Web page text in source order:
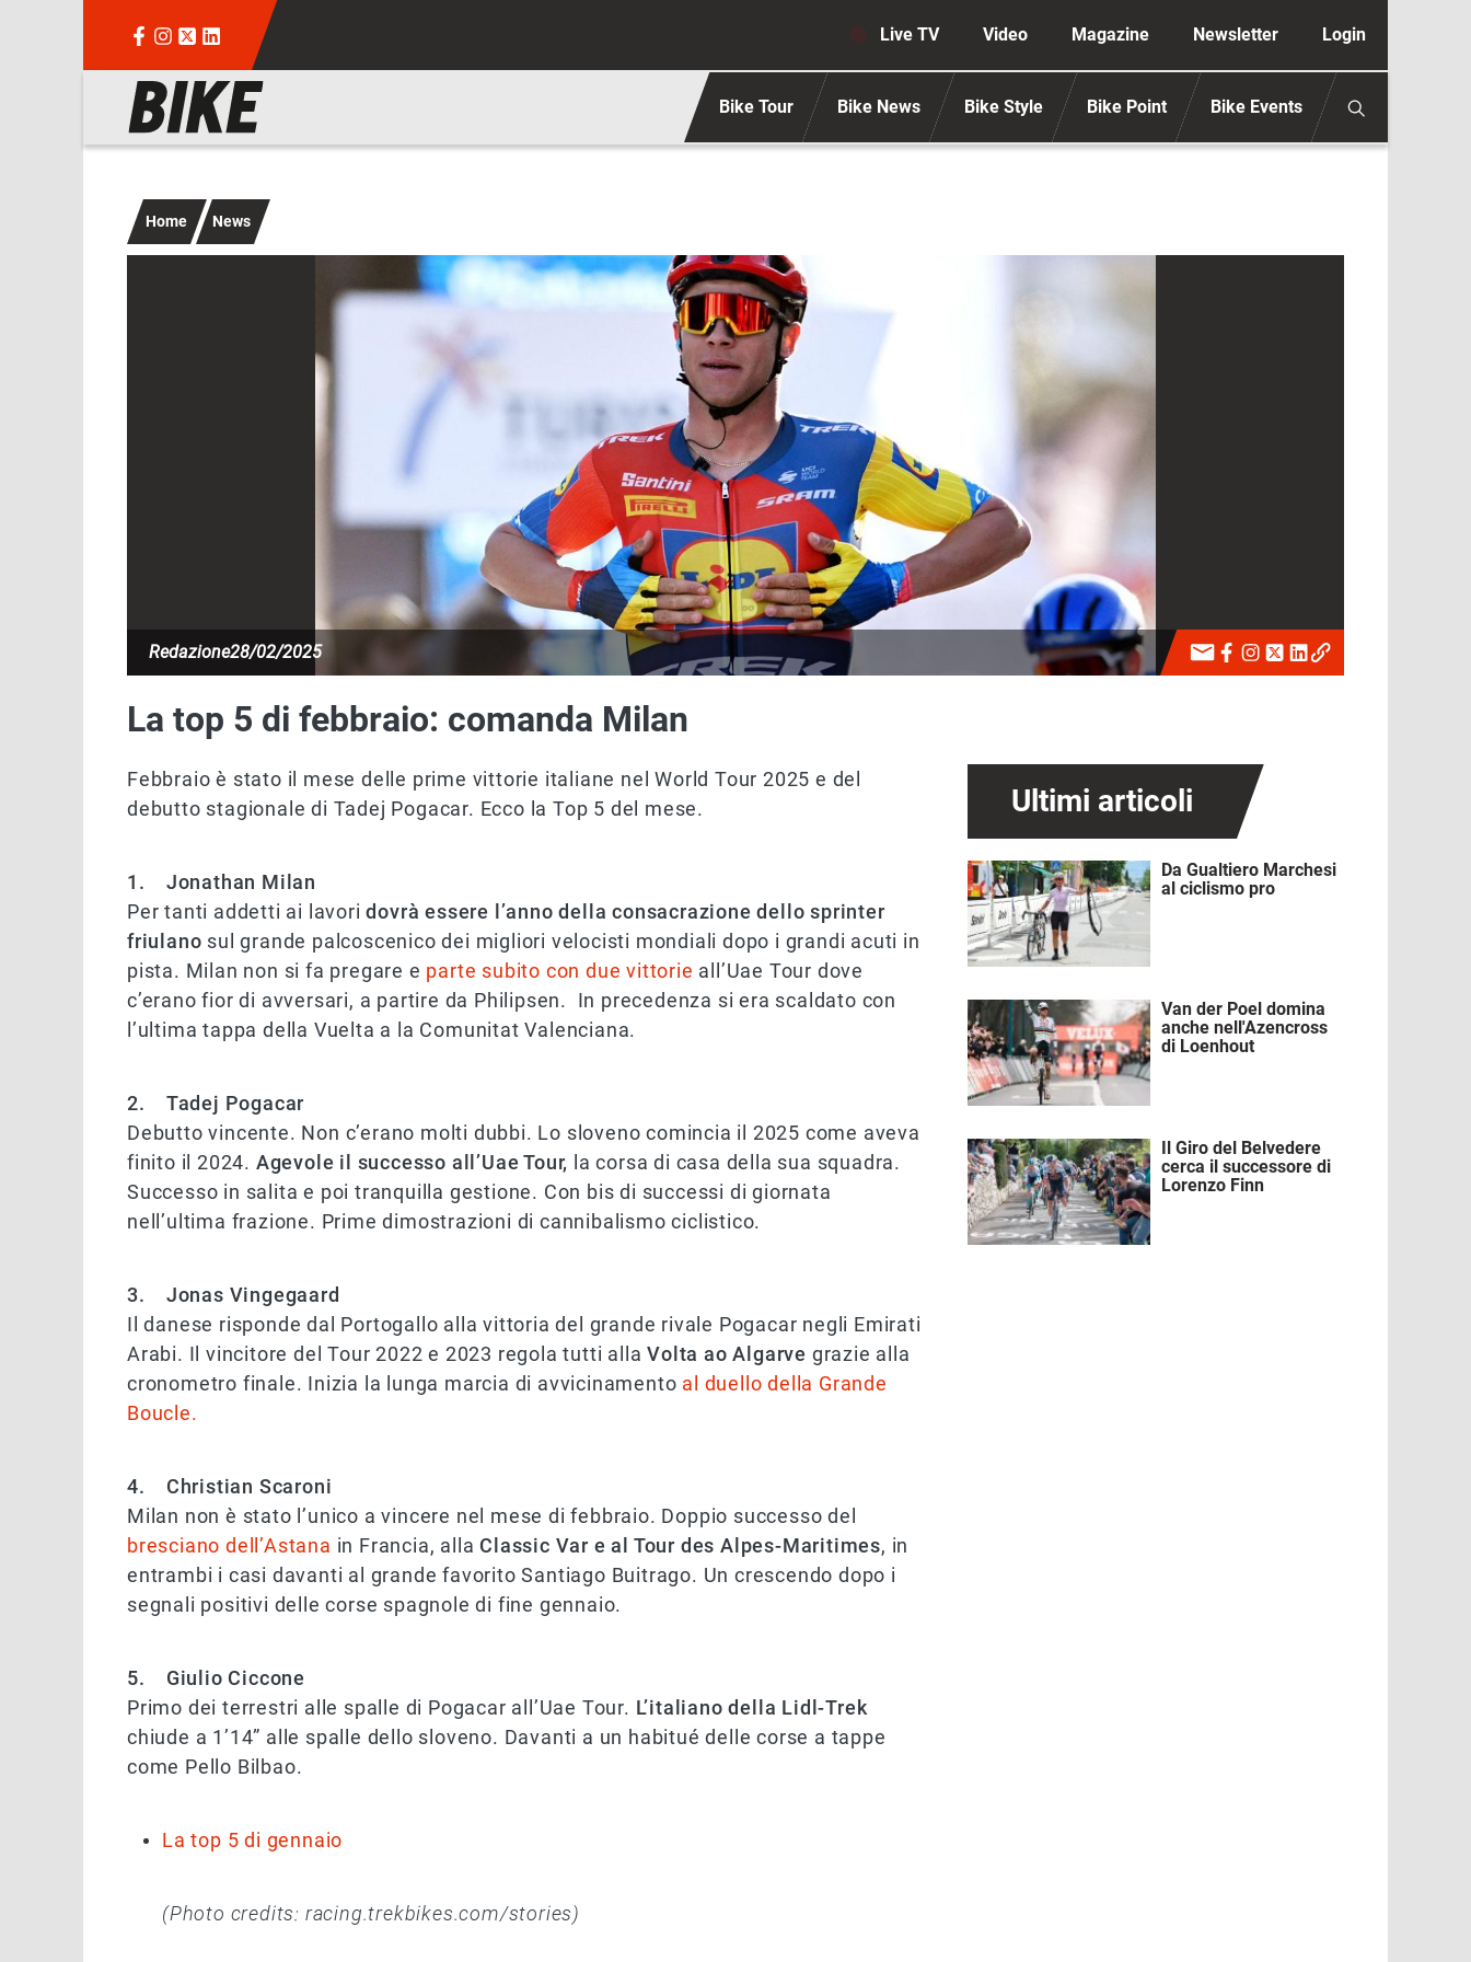
Navigazione secondaria anonimo
Live TV Video Magazine Newsletter Login
Navigazione principale Bike Tour Bike News Bike Style Bike Point Bike Events
Home News
Redazione28/02/2025
La top 5 di febbraio: comanda Milan
Febbraio è stato il mese delle prime vittorie italiane nel World Tour 2025 e del
debutto stagionale di Tadej Pogacar. Ecco la Top 5 del mese.
1. Jonathan Milan
Per tanti addetti ai lavoridovrà essere l’anno della consacrazione dello sprinter
friulano sul grande palcoscenico dei migliori velocisti mondiali dopo i grandi acuti in
pista. Milan non si fa pregare e parte subito con due vittorie all’Uae Tour dove
c’erano fior di avversari, a partire da Philipsen. In precedenza si era scaldato con
l’ultima tappa della Vuelta a la Comunitat Valenciana.
2. Tadej Pogacar
Debutto vincente. Non c’erano molti dubbi. Lo sloveno comincia il 2025 come aveva
finito il 2024. Agevole il successo all’Uae Tour,
la corsa di casa della sua squadra.
Successo in salita e poi tranquilla gestione. Con bis di successi di giornata
nell’ultima frazione. Prime dimostrazioni di cannibalismo ciclistico.
3. Jonas Vingegaard
Il danese risponde dal Portogallo alla vittoria del grande rivale Pogacar negli Emirati
Arabi. Il vincitore del Tour 2022 e 2023 regola tutti alla Volta ao Algarve grazie alla
cronometro finale. Inizia la lunga marcia di avvicinamento al duello della Grande
Boucle.
4. Christian Scaroni
Milan non è stato l’unico a vincere nel mese di febbraio. Doppio successo del
bresciano dell’Astana in Francia, alla Classic Var e al Tour des Alpes-Maritimes, in
entrambi i casi davanti al grande favorito Santiago Buitrago. Un crescendo dopo i
segnali positivi delle corse spagnole di fine gennaio.
5. Giulio Ciccone
Primo dei terrestri alle spalle di Pogacar all’Uae Tour. L’italiano della Lidl-Trek
chiude a 1’14” alle spalle dello sloveno. Davanti a un habitué delle corse a tappe
come Pello Bilbao.
La top 5 di gennaio
(Photo credits: racing.trekbikes.com/stories)
Ultimi articoli
Immagine
Da Gualtiero Marchesi
al ciclismo pro
Immagine
Van der Poel domina
anche nell'Azencross
di Loenhout
Immagine
Il Giro del Belvedere
cerca il successore di
Lorenzo Finn